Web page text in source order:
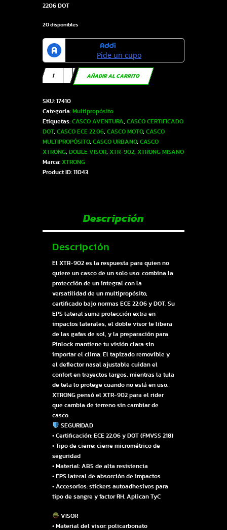
2206 DOT
20 disponibles
Casco
XTR-
ECE-
2206
Xtrong
misano
ii
negro-
naranja
brillo
AÑADIR AL CARRITO
SKU: 17410
Categoría: Multipropósito
Etiquetas: CASCO AVENTURA, CASCO CERTIFICADO
DOT, CASCO ECE 22.06, CASCO MOTO, CASCO
MULTIPROPÓSITO, CASCO URBANO, CASCO
XTRONG, DOBLE VISOR, XTR-902, XTRONG MISANO
Marca: XTRONG
Product ID: 11043
Descripción
Descripción
El XTR-902 es la respuesta para quien no
quiere un casco de un solo uso: combina la
protección de un integral con la
versatilidad de un multipropósito,
certificado bajo normas ECE 22.06 y DOT. Su
EPS lateral suma protección extra en
impactos laterales, el doble visor te libera
de las gafas de sol, y la preparación para
Pinlock mantiene tu visión clara sin
importar el clima. El tapizado removible y
el deflector nasal ajustable cuidan el
confort en trayectos largos, mientras la tula
de tela lo protege cuando no está en uso.
XTRONG pensó el XTR-902 para el rider
que cambia de terreno sin cambiar de
casco.
SEGURIDAD
• Certificación: ECE 22.06 y DOT (FMVSS 218)
• Tipo de cierre: cierre micrométrico de
seguridad
• Material: ABS de alta resistencia
• EPS lateral de absorción de impactos
• Accesorios: stickers autoadhesivos para
tipo de sangre y factor RH. Aplican TyC
VISOR
• Material del visor: policarbonato